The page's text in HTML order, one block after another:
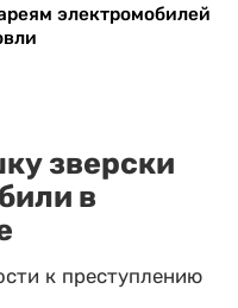
электромобилей
зверски
в
к преступлению